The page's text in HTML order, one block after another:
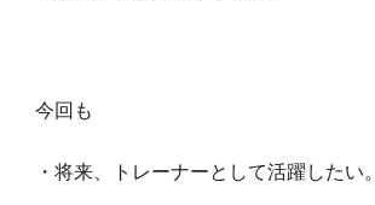
今回も
・将来、トレーナーとして活躍したい。